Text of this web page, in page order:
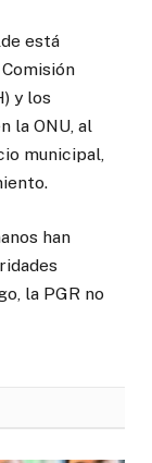
está
y los
la ONU, al
municipal,
han
la PGR no